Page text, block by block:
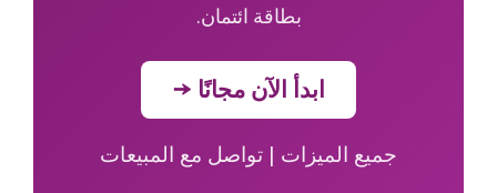
بطاقة ائتمان.
ابدأ الآن مجانًا →
جميع الميزات | تواصل مع المبيعات